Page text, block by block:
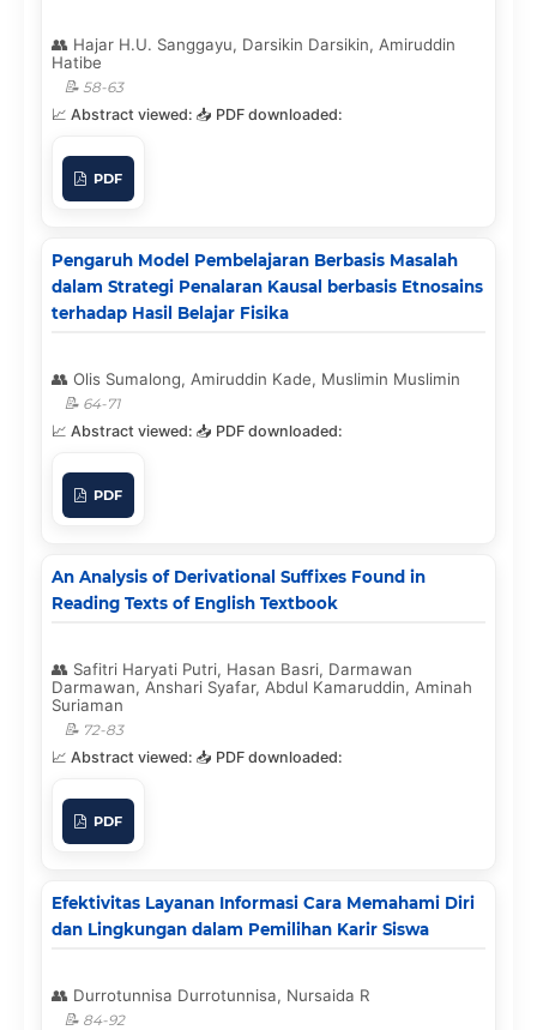
Hajar H.U. Sanggayu, Darsikin Darsikin, Amiruddin
Hatibe
58-63
PDF
Pengaruh Model Pembelajaran Berbasis Masalah
dalam Strategi Penalaran Kausal berbasis Etnosains
terhadap Hasil Belajar Fisika
Olis Sumalong, Amiruddin Kade, Muslimin Muslimin
64-71
PDF
An Analysis of Derivational Suffixes Found in
Reading Texts of English Textbook
Safitri Haryati Putri, Hasan Basri, Darmawan
Darmawan, Anshari Syafar, Abdul Kamaruddin, Aminah
Suriaman
72-83
PDF
Efektivitas Layanan Informasi Cara Memahami Diri
dan Lingkungan dalam Pemilihan Karir Siswa
Durrotunnisa Durrotunnisa, Nursaida R
84-92